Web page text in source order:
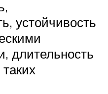
устойчивость
длительность